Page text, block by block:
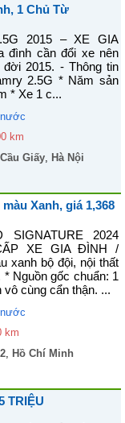
1 Chủ Từ
2015 – XE GIA
đình cần đổi xe nên
đời 2015. - Thông tin
2.5G * Năm sản
* Xe 1 c...
km
Giấy, Hà Nội
Xanh, giá 1,368
2024
XE GIA ĐÌNH /
xanh bộ đội, nội thất
Nguồn gốc chuẩn: 1
cùng cẩn thận. ...
km
, Hồ Chí Minh
TRIỆU